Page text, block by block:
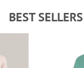
BEST SELLERS